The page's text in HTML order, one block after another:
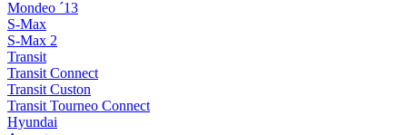
Mondeo ´13
S-Max
S-Max 2
Transit
Transit Connect
Transit Custon
Transit Tourneo Connect
Hyundai